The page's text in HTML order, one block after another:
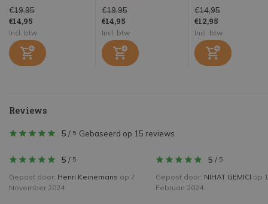
€19,95
€14,95
Incl. btw
€19,95
€14,95
Incl. btw
€14,95
€12,95
Incl. btw
Reviews
5 / 5 Gebaseerd op 15 reviews
5 / 5
Gepost door: Henri Keinemans op 7
November 2024
5 / 5
Gepost door: NIHAT GEMICI op
Februari 2024